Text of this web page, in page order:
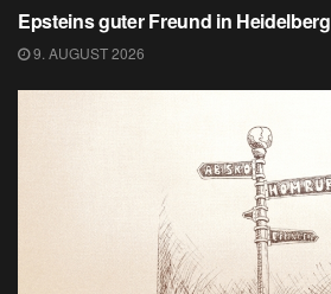
Epsteins guter Freund in Heidelberg
9. AUGUST 2026